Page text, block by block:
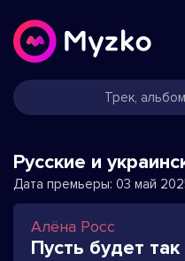
Русские и
Дата премьеры: 03 май
Алёна Росс
Пусть будет так